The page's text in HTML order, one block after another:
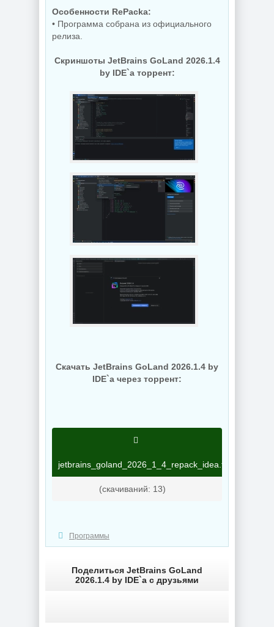
Особенности RePacka:
• Программа собрана из официального
релиза.
Скриншоты JetBrains GoLand 2026.1.4
by IDE`a торрент:
Скачать JetBrains GoLand 2026.1.4 by
IDE`a через торрент:
jetbrains_goland_2026_1_4_repack_idea.torrent
(cкачиваний: 13)
Программы
Поделиться JetBrains GoLand
2026.1.4 by IDE`a с друзьями